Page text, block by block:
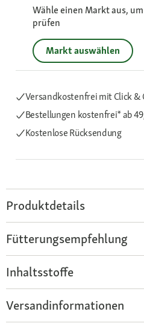
Wähle einen Markt aus,
prüfen
Markt auswählen
Versandkostenfrei mit Click &
Bestellungen kostenfrei*ab
Kostenlose Rücksendung
Produktdetails
Fütterungsempfehlung
Inhaltsstoffe
Versandinformationen